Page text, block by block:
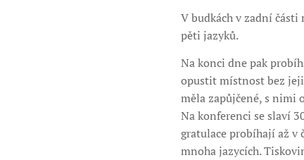
V budkách v zadní
pěti jazyků.
Na konci dne pak
opustit místnost bez
měla zapůjčené, s nimi
Na konferenci se slaví
gratulace probíhají až v
mnoha jazycích.